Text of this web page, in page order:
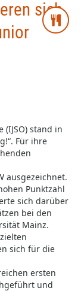
sich
stand in
Für ihre
ausgezeichnet.
Punktzahl
sich darüber
bei den
Mainz.
sich für die
ersten
und